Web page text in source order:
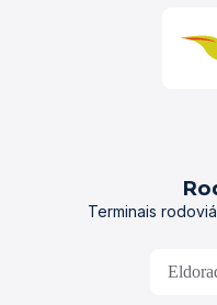
Terminais